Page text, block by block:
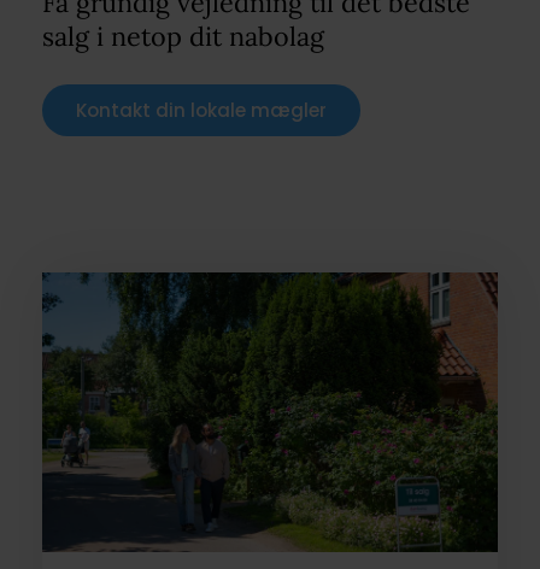
salg i netop dit nabolag
Kontakt din lokale mægler